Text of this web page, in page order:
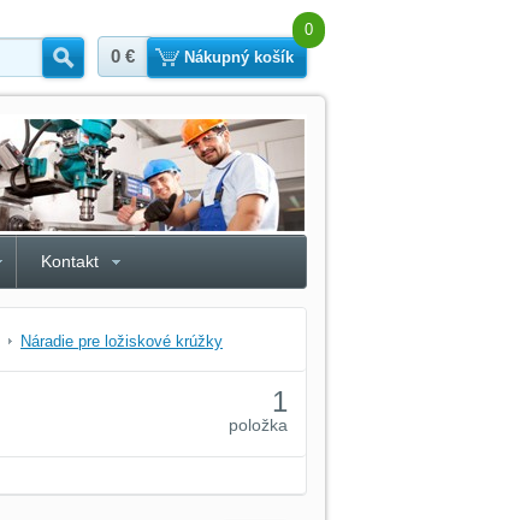
Hľadať
0 €
0
Nákupný košík
Kontakt
Náradie pre ložiskové krúžky
1
položka